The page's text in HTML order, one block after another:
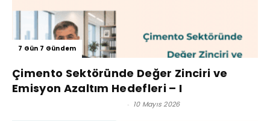
7 Gün 7 Gündem
Çimento Sektöründe Değer Zinciri ve
Emisyon Azaltım Hedefleri – I
- 10 Mayıs 2026